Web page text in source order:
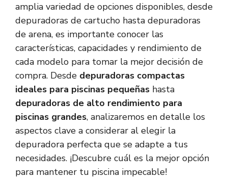
amplia variedad de opciones disponibles, desde
depuradoras de cartucho hasta depuradoras
de arena, es importante conocer las
características, capacidades y rendimiento de
cada modelo para tomar la mejor decisión de
compra. Desde depuradoras compactas
ideales para piscinas pequeñas hasta
depuradoras de alto rendimiento para
piscinas grandes, analizaremos en detalle los
aspectos clave a considerar al elegir la
depuradora perfecta que se adapte a tus
necesidades. ¡Descubre cuál es la mejor opción
para mantener tu piscina impecable!